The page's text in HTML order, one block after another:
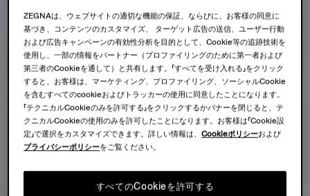
ZEGNAは、ウェブサイトの適切な機能の保証、ならびに、お客様の同意に
基づき、コンテンツのカスタマイズ、 ターゲット広告の送信、ユーザー行動
および広告キャンペーンの有効性分析を目的として、Cookie等の追跡技術を
使用し、一部の情報をパートナー（プロファイリングのために第一者および
第三者のCookieを通して）と共有します。「すべてを受け入れる」をクリック
すると、お客様は、マーケティング、プロファイリング、ソーシャルCookie
を含むすべてのcookieおよびトラッカーの使用に同意したことになります。
「テクニカルCookieのみを許可する」をクリックするかバナーを閉じると、テ
クニカルCookieの使用のみを許可したことになります。お客様は「Cookie設
定」で選択をカスタマイズできます。詳しい情報は、Cookieポリシーおよび
プライバシーポリシーをご覧ください。
すべてのCookieを許可する